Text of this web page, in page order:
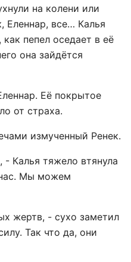
на колени или
Еленнар, все… Калья
пепел оседает в её
она зайдётся
Её покрытое
от страха.
измученный Ренек.
Калья тяжело втянула
Мы можем
жертв, - сухо заметил
Так что да, они